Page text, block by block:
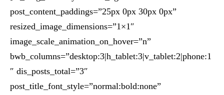
post_content_paddings=”25px 0px 30px 0px”
resized_image_dimensions=”1×1″
image_scale_animation_on_hover=”n”
bwb_columns=”desktop:3|h_tablet:3|v_tablet:2|phone:1
″ dis_posts_total=”3″
post_title_font_style=”normal:bold:none”